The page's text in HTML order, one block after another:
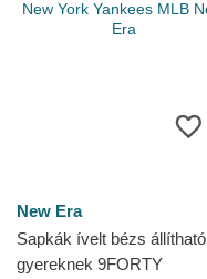
New Era
Sapkák ívelt bézs állítható
gyereknek 9FORTY